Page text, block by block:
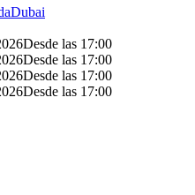
Dubai
Desde las 17:00
Desde las 17:00
Desde las 17:00
Desde las 17:00